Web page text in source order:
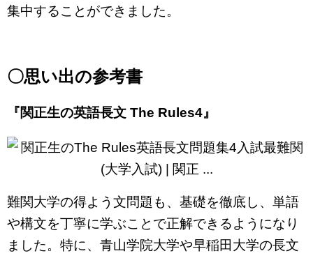
集中することができました。
〇思い出の参考書
『関正生の英語長文 The Rules4』
難関大学の得よう文問題も、基礎を徹底し、単語
や構文を丁寧に学ぶことで正解できるようになり
ました。特に、青山学院大学や早稲田大学の長文